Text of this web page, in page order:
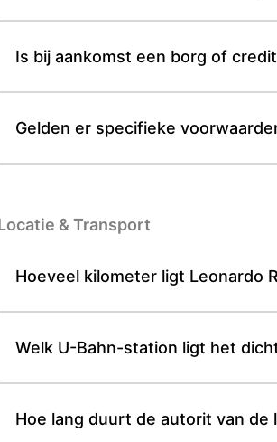
Is bij aankomst een borg of
Gelden er specifieke
& Transport
Hoeveel kilometer ligt Leonardo
Welk U-Bahn-station ligt het
Hoe lang duurt de autorit van de